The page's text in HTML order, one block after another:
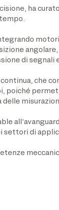
ha
di
che
settori di